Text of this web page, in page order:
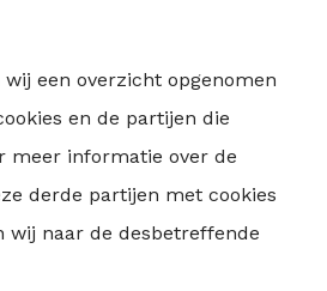
een overzicht opgenomen
en de partijen die
meer informatie over de
derde partijen met cookies
wij naar de desbetreffende